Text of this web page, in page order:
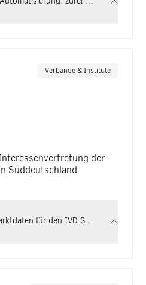
Verbände & Institute
der
Süddeutschland
für den IVD Süd